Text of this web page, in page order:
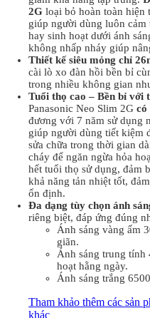
2G loại bỏ hoàn toàn hiện
giúp người dùng luôn
hay sinh hoạt dưới ánh
không nhấp nháy giúp
Thiết kế siêu mỏng chỉ
cài lò xo đàn hồi bền bỉ
trong nhiều không gian
Tuổi thọ cao – Bền bỉ với
Panasonic Neo Slim 2G có
đương với 7 năm sử dụng
giúp người dùng tiết kiệm
sửa chữa trong thời gian
cháy để ngăn ngừa hỏa
hết tuổi thọ sử dụng, đảm
khả năng tản nhiệt tốt,
ổn định.
Đa dạng tùy chọn ánh
riêng biệt, đáp ứng đúng
Ánh sáng vàng ấm
giãn.
Ánh sáng trung tính
hoạt hằng ngày.
Ánh sáng trắng
Tham khảo thêm các sản
khác